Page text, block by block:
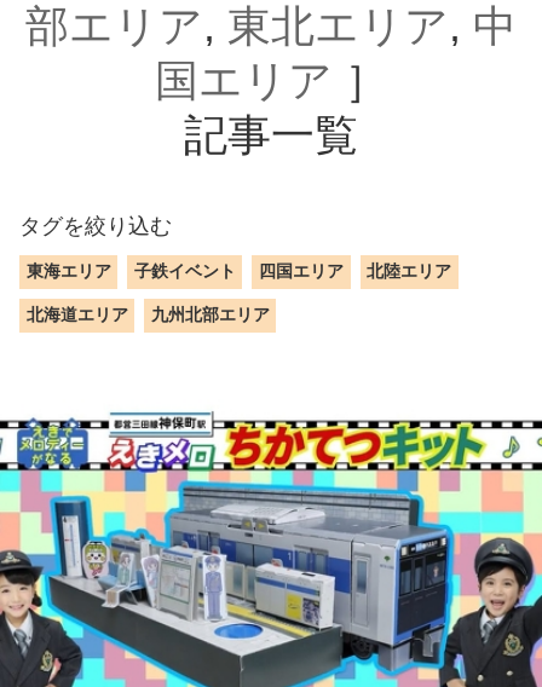
部エリア, 東北エリア, 中
国エリア ］
記事一覧
タグを絞り込む
東海エリア 子鉄イベント 四国エリア 北陸エリア
北海道エリア 九州北部エリア